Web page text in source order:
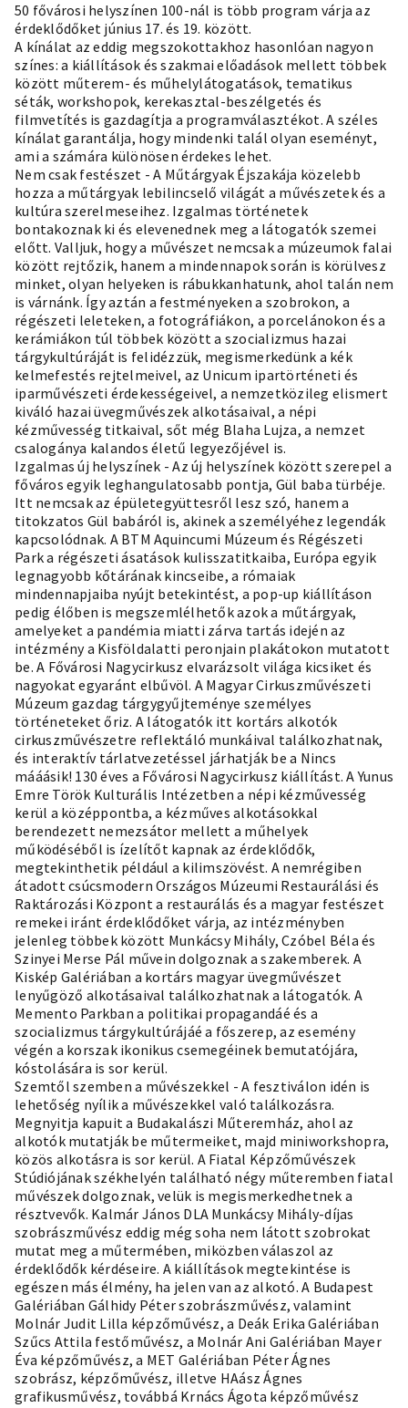
50 fővárosi helyszínen 100-nál is több program várja az
érdeklődőket június 17. és 19. között.
A kínálat az eddig megszokottakhoz hasonlóan nagyon
színes: a kiállítások és szakmai előadások mellett többek
között műterem- és műhelylátogatások, tematikus
séták, workshopok, kerekasztal-beszélgetés és
filmvetítés is gazdagítja a programválasztékot. A széles
kínálat garantálja, hogy mindenki talál olyan eseményt,
ami a számára különösen érdekes lehet.
Nem csak festészet - A Műtárgyak Éjszakája közelebb
hozza a műtárgyak lebilincselő világát a művészetek és a
kultúra szerelmeseihez. Izgalmas történetek
bontakoznak ki és elevenednek meg a látogatók szemei
előtt. Valljuk, hogy a művészet nemcsak a múzeumok falai
között rejtőzik, hanem a mindennapok során is körülvesz
minket, olyan helyeken is rábukkanhatunk, ahol talán nem
is várnánk. Így aztán a festményeken a szobrokon, a
régészeti leleteken, a fotográfiákon, a porcelánokon és a
kerámiákon túl többek között a szocializmus hazai
tárgykultúráját is felidézzük, megismerkedünk a kék
kelmefestés rejtelmeivel, az Unicum ipartörténeti és
iparművészeti érdekességeivel, a nemzetközileg elismert
kiváló hazai üvegművészek alkotásaival, a népi
kézművesség titkaival, sőt még Blaha Lujza, a nemzet
csalogánya kalandos életű legyezőjével is.
Izgalmas új helyszínek - Az új helyszínek között szerepel a
főváros egyik leghangulatosabb pontja, Gül baba türbéje.
Itt nemcsak az épületegyüttesről lesz szó, hanem a
titokzatos Gül babáról is, akinek a személyéhez legendák
kapcsolódnak. A BTM Aquincumi Múzeum és Régészeti
Park a régészeti ásatások kulisszatitkaiba, Európa egyik
legnagyobb kőtárának kincseibe, a rómaiak
mindennapjaiba nyújt betekintést, a pop-up kiállításon
pedig élőben is megszemlélhetők azok a műtárgyak,
amelyeket a pandémia miatti zárva tartás idején az
intézmény a Kisföldalatti peronjain plakátokon mutatott
be. A Fővárosi Nagycirkusz elvarázsolt világa kicsiket és
nagyokat egyaránt elbűvöl. A Magyar Cirkuszművészeti
Múzeum gazdag tárgygyűjteménye személyes
történeteket őriz. A látogatók itt kortárs alkotók
cirkuszművészetre reflektáló munkáival találkozhatnak,
és interaktív tárlatvezetéssel járhatják be a Nincs
mááásik! 130 éves a Fővárosi Nagycirkusz kiállítást. A Yunus
Emre Török Kulturális Intézetben a népi kézművesség
kerül a középpontba, a kézműves alkotásokkal
berendezett nemezsátor mellett a műhelyek
működéséből is ízelítőt kapnak az érdeklődők,
megtekinthetik például a kilimszövést. A nemrégiben
átadott csúcsmodern Országos Múzeumi Restaurálási és
Raktározási Központ a restaurálás és a magyar festészet
remekei iránt érdeklődőket várja, az intézményben
jelenleg többek között Munkácsy Mihály, Czóbel Béla és
Szinyei Merse Pál művein dolgoznak a szakemberek. A
Kiskép Galériában a kortárs magyar üvegművészet
lenyűgöző alkotásaival találkozhatnak a látogatók. A
Memento Parkban a politikai propagandáé és a
szocializmus tárgykultúrájáé a főszerep, az esemény
végén a korszak ikonikus csemegéinek bemutatójára,
kóstolására is sor kerül.
Szemtől szemben a művészekkel - A fesztiválon idén is
lehetőség nyílik a művészekkel való találkozásra.
Megnyitja kapuit a Budakalászi Műteremház, ahol az
alkotók mutatják be műtermeiket, majd miniworkshopra,
közös alkotásra is sor kerül. A Fiatal Képzőművészek
Stúdiójának székhelyén található négy műteremben fiatal
művészek dolgoznak, velük is megismerkedhetnek a
résztvevők. Kalmár János DLA Munkácsy Mihály-díjas
szobrászművész eddig még soha nem látott szobrokat
mutat meg a műtermében, miközben válaszol az
érdeklődők kérdéseire. A kiállítások megtekintése is
egészen más élmény, ha jelen van az alkotó. A Budapest
Galériában Gálhidy Péter szobrászművész, valamint
Molnár Judit Lilla képzőművész, a Deák Erika Galériában
Szűcs Attila festőművész, a Molnár Ani Galériában Mayer
Éva képzőművész, a MET Galériában Péter Ágnes
szobrász, képzőművész, illetve HAász Ágnes
grafikusművész, továbbá Krnács Ágota képzőművész